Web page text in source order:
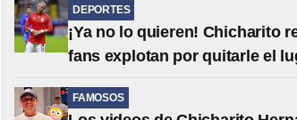
DEPORTES
¡Ya no lo quieren! Chicharito
fans explotan por quitarle el
FAMOSOS